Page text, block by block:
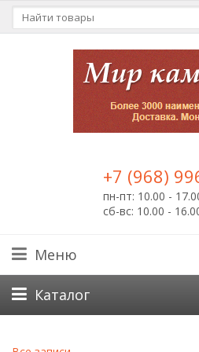
+7 (968)
пн-пт: 10.00 -
сб-вс: 10.00 -
Меню
Каталог